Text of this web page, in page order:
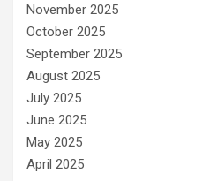
November 2025
October 2025
September 2025
August 2025
July 2025
June 2025
May 2025
April 2025